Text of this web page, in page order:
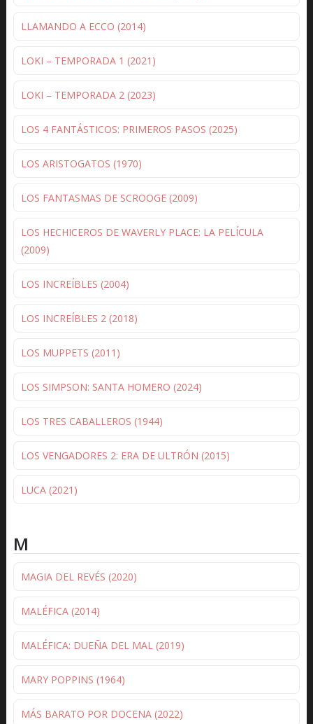
LLAMANDO A ECCO (2014)
LOKI – TEMPORADA 1 (2021)
LOKI – TEMPORADA 2 (2023)
LOS 4 FANTÁSTICOS: PRIMEROS PASOS (2025)
LOS ARISTOGATOS (1970)
LOS FANTASMAS DE SCROOGE (2009)
LOS HECHICEROS DE WAVERLY PLACE: LA PELÍCULA
(2009)
LOS INCREÍBLES (2004)
LOS INCREÍBLES 2 (2018)
LOS MUPPETS (2011)
LOS SIMPSON: SANTA HOMERO (2024)
LOS TRES CABALLEROS (1944)
LOS VENGADORES 2: ERA DE ULTRÓN (2015)
LUCA (2021)
M
MAGIA DEL REVÉS (2020)
MALÉFICA (2014)
MALÉFICA: DUEÑA DEL MAL (2019)
MARY POPPINS (1964)
MÁS BARATO POR DOCENA (2022)